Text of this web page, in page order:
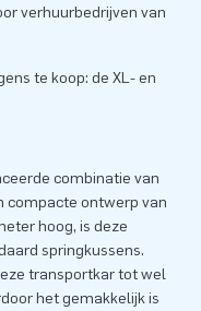
verhuurbedrijven van
te koop: de XL- en
combinatie van
compacte ontwerp van
hoog, is deze
springkussens.
transportkar tot wel
het gemakkelijk is